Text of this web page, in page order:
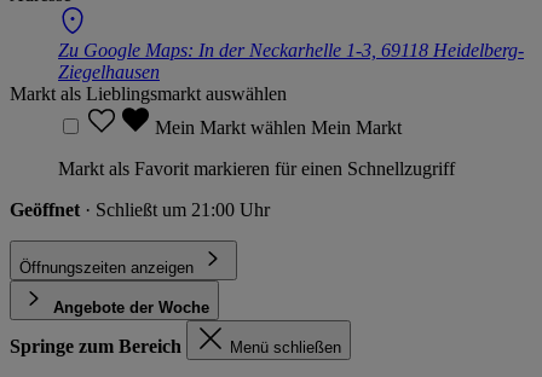
Zu Google Maps: In der Neckarhelle 1-3, 69118 Heidelberg-
Ziegelhausen
Markt als Lieblingsmarkt auswählen
Mein Markt wählen Mein Markt
Markt als Favorit markieren für einen Schnellzugriff
Geöffnet · Schließt um 21:00 Uhr
Öffnungszeiten anzeigen
Angebote der Woche
Springe zum Bereich Menü schließen